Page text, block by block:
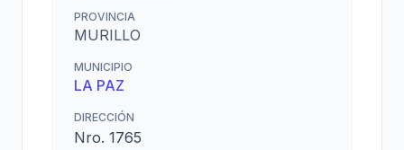
PROVINCIA
MURILLO
MUNICIPIO
LA PAZ
DIRECCIÓN
Nro. 1765